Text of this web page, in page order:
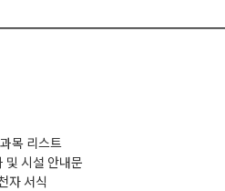
목 리스트
및 시설 안내문
자 서식